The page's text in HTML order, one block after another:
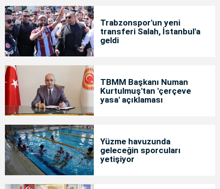
Trabzonspor'un yeni
transferi Salah, İstanbul'a
geldi
TBMM Başkanı Numan
Kurtulmuş'tan 'çerçeve
yasa' açıklaması
Yüzme havuzunda
geleceğin sporcuları
yetişiyor